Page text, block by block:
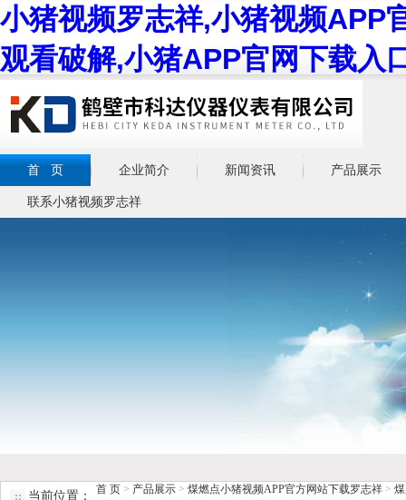
小猪视频罗志祥,小猪视频APP
观看破解,小猪APP官网下载入
首 页 企业简介 新闻资讯 产品展示
联系小猪视频罗志祥
当前位置： 首 页 > 产品展示 > 煤燃点小猪视频APP官方网站下载罗志祥 >